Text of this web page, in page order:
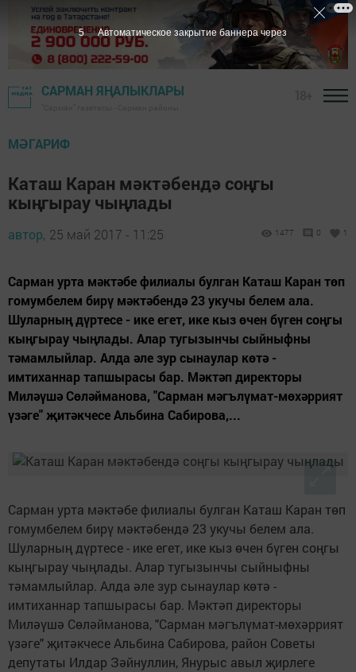
САРМАН ЯҢАЛЫКЛАРЫ
МӘГАРИФ
Каташ Каран мәктәбендә соңгы
кыңгырау чыңлады
автор, 25 май 2017 - 11:25 1477 0 1
Сарман урта мәктәбе филиалы булган Каташ Каран төп
гомумбелем бирү мәктәбендә 23 укучы белем ала.
Шуларның дүртесе - ике егет, ике кыз өчен бүген соңгы
кыңгырау чыңлады. Алар тугызынчы сыйныфны
тәмамлыйлар. Алда әле зур сынаулар көтә -
имтиханнар тапшырасы бар. Мәктәп директоры
Миләүшә Сөләйманова, "Сарман мәгълүмат-мөхәррият
үзәге" җитәкчесе Альбина Сабирова,...
Сарман урта мәктәбе филиалы булган Каташ Каран төп
гомумбелем бирү мәктәбендә 23 укучы белем ала.
Шуларның дүртесе - ике егет, ике кыз өчен бүген соңгы
кыңгырау чыңлады. Алар тугызынчы сыйныфны
тәмамлыйлар. Алда әле зур сынаулар көтә -
имтиханнар тапшырасы бар. Мәктәп директоры
Миләүшә Сөләйманова, "Сарман мәгълүмат-мөхәррият
үзәге" җитәкчесе Альбина Сабирова, район Советы
депутаты Илдар Зәйнуллин, Янурыс авыл җирлеге
4 Автоматическое закрытие баннера через